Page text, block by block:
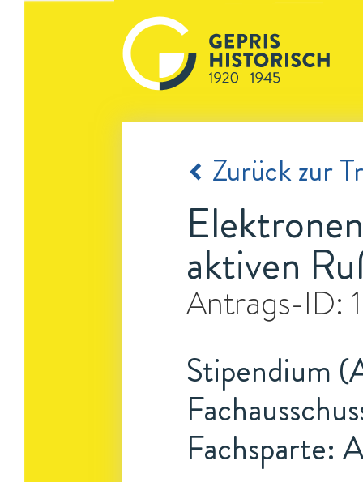
Zurück zur
aktiven
Antrags-ID:
Stipendium
Fachsparte: